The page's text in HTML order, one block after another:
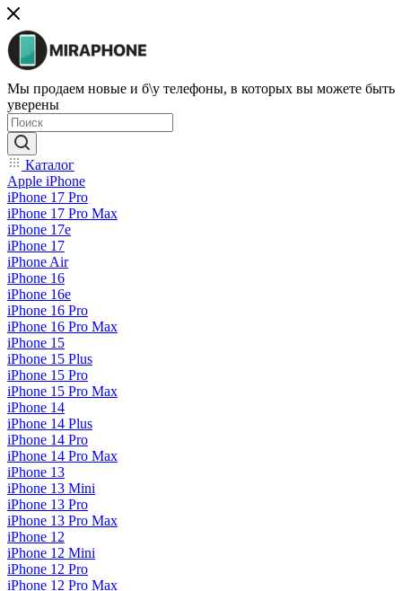
Мы продаем новые и б\у телефоны, в которых вы можете быть
уверены
Каталог
Apple iPhone
iPhone 17 Pro
iPhone 17 Pro Max
iPhone 17e
iPhone 17
iPhone Air
iPhone 16
iPhone 16e
iPhone 16 Pro
iPhone 16 Pro Max
iPhone 15
iPhone 15 Plus
iPhone 15 Pro
iPhone 15 Pro Max
iPhone 14
iPhone 14 Plus
iPhone 14 Pro
iPhone 14 Pro Max
iPhone 13
iPhone 13 Mini
iPhone 13 Pro
iPhone 13 Pro Max
iPhone 12
iPhone 12 Mini
iPhone 12 Pro
iPhone 12 Pro Max